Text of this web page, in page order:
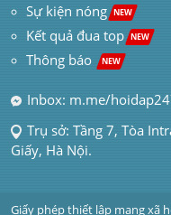
Sự kiện nóng NEW
Kết quả đua top NEW
Thông báo NEW
Inbox: m.me/
Trụ sở: Tầng 7, Tòa
Giấy, Hà Nội.
Giấy phép thiết lập mạng xã